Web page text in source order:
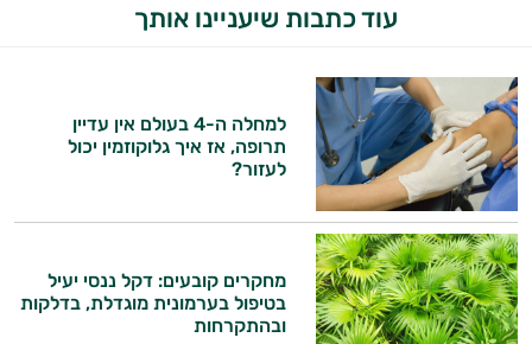
סידן
פרוביוטיקה
אבץ
תוספים לילדים
רימונים
עוד כתבות שיעניינו אותך
למחלה ה-4 בעולם אין עדיין
תרופה, אז איך גלוקוזמין יכול
לעזור?
מחקרים קובעים: דקל ננסי יעיל
בטיפול בערמונית מוגדלת, בדלקות
ובהתקרחות